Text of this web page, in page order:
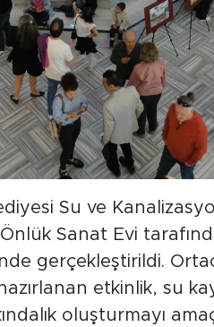
Su ve
Sanat Evi
gerçekleştirildi.
etkinlik, su
oluşturmayı